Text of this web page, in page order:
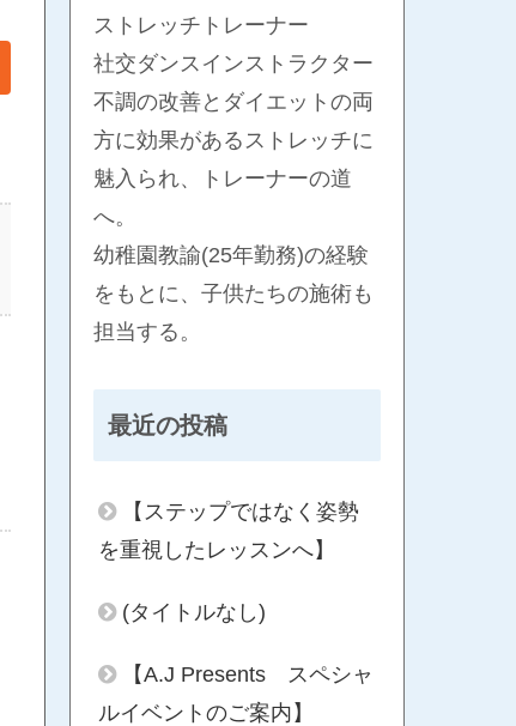
ストレッチトレーナー
社交ダンスインストラクター
不調の改善とダイエットの両
方に効果があるストレッチに
魅入られ、トレーナーの道
へ。
幼稚園教諭(25年勤務)の経験
をもとに、子供たちの施術も
担当する。
最近の投稿
【ステップではなく姿勢
を重視したレッスンへ】
(タイトルなし)
【A.J Presents スペシャ
ルイベントのご案内】